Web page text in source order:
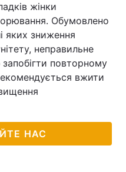
жінки
Обумовлено
яких зниження
неправильне
повторному
вжити
НАС